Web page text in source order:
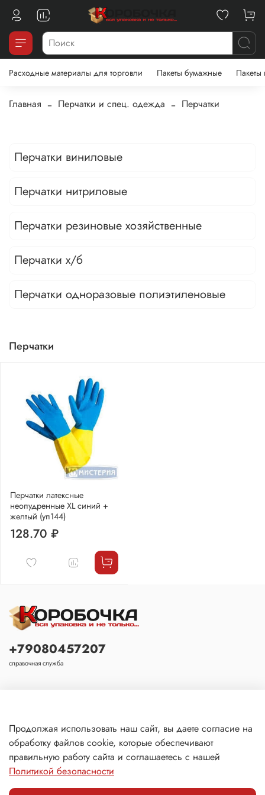
Расходные материалы для торговли Пакеты бумажные Пакеты
Главная Перчатки и спец. одежда Перчатки
Перчатки виниловые
Перчатки нитриловые
Перчатки резиновые хозяйственные
Перчатки х/б
Перчатки одноразовые полиэтиленовые
Перчатки
Перчатки латексные
неопудренные XL синий +
желтый (уп144)
128.70 ₽
Покупателю
+79080457207
справочная служба
Продолжая использовать наш сайт, вы даете согласие на
обработку файлов cookie, которые обеспечивают
правильную работу сайта и соглашаетесь с нашей
Политикой безопасности